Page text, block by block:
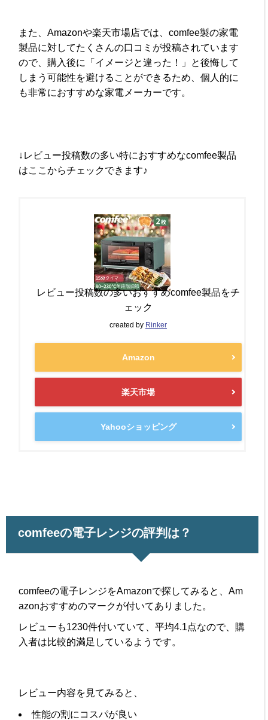
また、Amazonや楽天市場店では、comfee製の家電
製品に対してたくさんの口コミが投稿されています
ので、購入後に「イメージと違った！」と後悔して
しまう可能性を避けることができるため、個人的に
も非常におすすめな家電メーカーです。
↓レビュー投稿数の多い特におすすめなcomfee製品
はここからチェックできます♪
レビュー投稿数の多いおすすめcomfee製品をチ
ェック
created by Rinker
Amazon
楽天市場
Yahooショッピング
comfeeの電子レンジの評判は？
comfeeの電子レンジをAmazonで探してみると、Am
azonおすすめのマークが付いてありました。
レビューも1230件付いていて、平均4.1点なので、購
入者は比較的満足しているようです。
レビュー内容を見てみると、
性能の割にコスパが良い